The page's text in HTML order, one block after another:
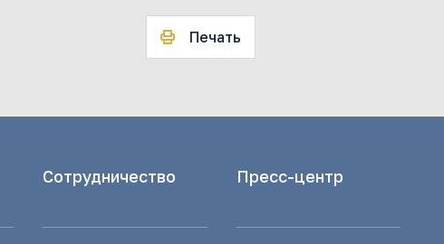
Печать
Сотрудничество Пресс-центр